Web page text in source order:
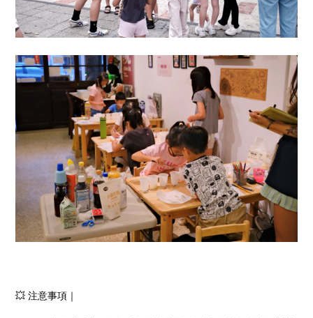
💥 注意事項｜